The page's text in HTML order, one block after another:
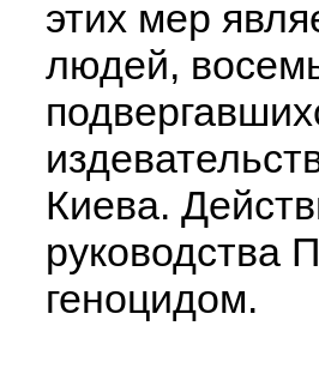
этих мер
людей,
Киева.
руководства
геноцидом.